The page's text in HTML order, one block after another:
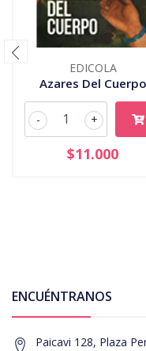
EDICOLA
Azares Del Cuerpo
+
-
$11.000
ENCUÉNTRANOS
Paicavi 128, Plaza